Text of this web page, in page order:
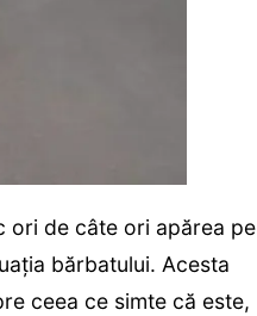
ori de câte ori apărea pe
bărbatului. Acesta
ceea ce simte că este,